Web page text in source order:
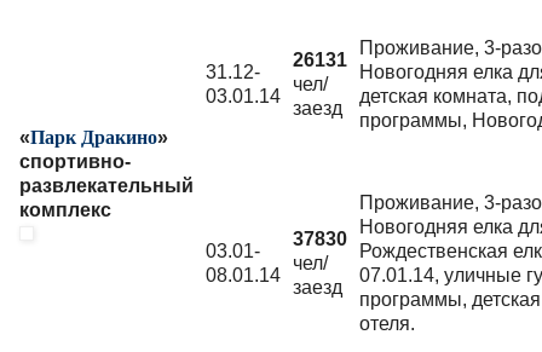
«Парк Дракино»
спортивно-
развлекательный
комплекс
31.12-
03.01.14
26131
чел/
заезд
Проживание, 3-
Новогодняя елка
детская комната,
программы,
03.01-
08.01.14
37830
чел/
заезд
Проживание, 3-
Новогодняя елка
Рождественская
07.01.14, уличные
программы,
отеля.